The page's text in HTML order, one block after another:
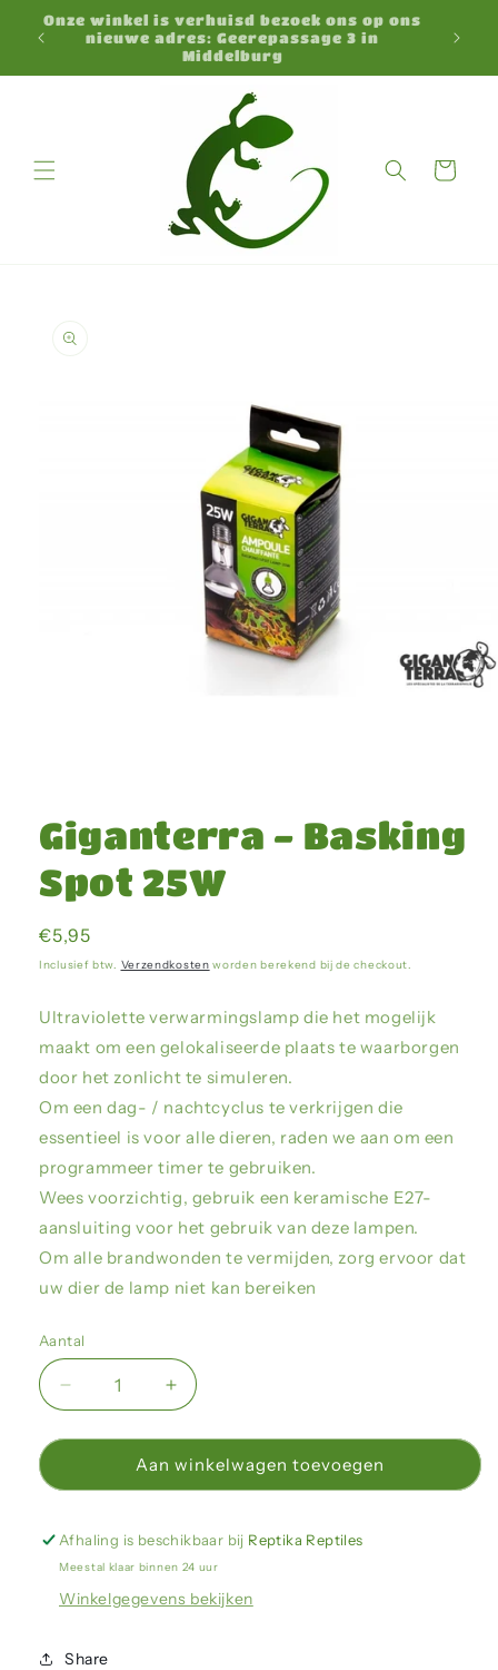
naar de
content
Onze winkel is verhuisd bezoek ons op ons
nieuwe adres: Geerepassage 3 in
Middelburg
Winkelwagen
in
modaal
Giganterra - Basking
Spot 25W
Normale
prijs
€5,95
Inclusief btw. Verzendkosten worden berekend bij de checkout.
Ultraviolette verwarmingslamp die het mogelijk
maakt om een gelokaliseerde plaats te waarborgen
door het zonlicht te simuleren.
Om een dag- / nachtcyclus te verkrijgen die
essentieel is voor alle dieren, raden we aan om een
programmeer timer te gebruiken.
Wees voorzichtig, gebruik een keramische E27-
aansluiting voor het gebruik van deze lampen.
Om alle brandwonden te vermijden, zorg ervoor dat
uw dier de lamp niet kan bereiken
Aantal
Aantal
verlagen
voor
Giganterra
-
Spot
25W
Aantal
verhogen
voor
Giganterra
-
Spot
25W
Aan winkelwagen toevoegen
Afhaling is beschikbaar bij Reptika Reptiles
Meestal klaar binnen 24 uur
Winkelgegevens bekijken
Share